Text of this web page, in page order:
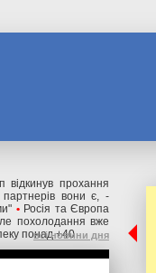
відкинув прохання
вони є, -
• Росія та Європа
похолодання вже
понад +40
всі новини дня